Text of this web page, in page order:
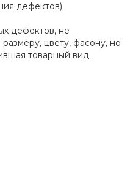
дефектов).
дефектов, не
цвету, фасону, но
товарный вид.